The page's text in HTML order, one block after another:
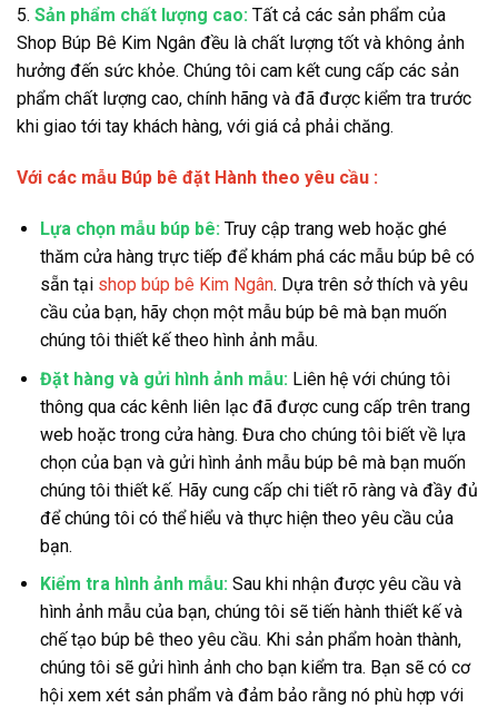
5. Sản phẩm chất lượng cao: Tất cả các sản phẩm của
Shop Búp Bê Kim Ngân đều là chất lượng tốt và không ảnh
hưởng đến sức khỏe. Chúng tôi cam kết cung cấp các sản
phẩm chất lượng cao, chính hãng và đã được kiểm tra trước
khi giao tới tay khách hàng, với giá cả phải chăng.
Với các mẫu Búp bê đặt Hành theo yêu cầu :
Lựa chọn mẫu búp bê:Truy cập trang web hoặc ghé
thăm cửa hàng trực tiếp để khám phá các mẫu búp bê có
sẵn tại shop búp bê Kim Ngân. Dựa trên sở thích và yêu
cầu của bạn, hãy chọn một mẫu búp bê mà bạn muốn
chúng tôi thiết kế theo hình ảnh mẫu.
Đặt hàng và gửi hình ảnh mẫu: Liên hệ với chúng tôi
thông qua các kênh liên lạc đã được cung cấp trên trang
web hoặc trong cửa hàng. Đưa cho chúng tôi biết về lựa
chọn của bạn và gửi hình ảnh mẫu búp bê mà bạn muốn
chúng tôi thiết kế. Hãy cung cấp chi tiết rõ ràng và đầy đủ
để chúng tôi có thể hiểu và thực hiện theo yêu cầu của
bạn.
Kiểm tra hình ảnh mẫu:Sau khi nhận được yêu cầu và
hình ảnh mẫu của bạn, chúng tôi sẽ tiến hành thiết kế và
chế tạo búp bê theo yêu cầu. Khi sản phẩm hoàn thành,
chúng tôi sẽ gửi hình ảnh cho bạn kiểm tra. Bạn sẽ có cơ
hội xem xét sản phẩm và đảm bảo rằng nó phù hợp với